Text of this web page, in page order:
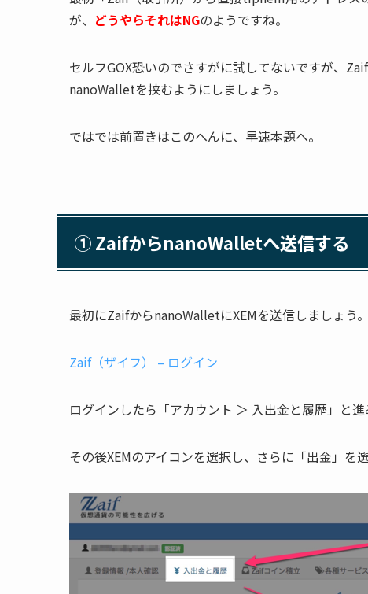
が、 どうやらそれはNGのようですね。
セルフGOX恐いのでさすがに試してないですが、
nanoWalletを挟むようにしましょう。
ではでは前置きはこのへんに、早速本題へ。
① ZaifからnanoWalletへ送信する
最初にZaifからnanoWalletにXEMを送信しましょう
Zaif（ザイフ） – ログイン
ログインしたら「アカウント ＞ 入出金と履歴」と進
その後XEMのアイコンを選択し、さらに「出金」を選